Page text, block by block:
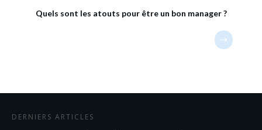
Quels sont les atouts pour être un bon manager ?
DERNIERS ARTICLES